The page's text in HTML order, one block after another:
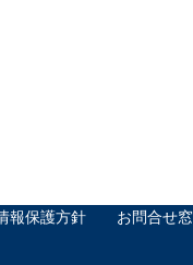
報保護方針 お問合せ